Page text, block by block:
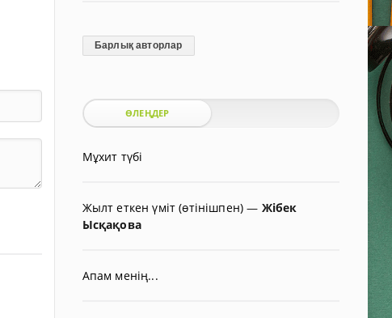
Барлық авторлар
ӨЛЕҢДЕР
Мұхит түбі
Жылт еткен үміт (өтінішпен)— Жібек
Ысқақова
Апам менің...